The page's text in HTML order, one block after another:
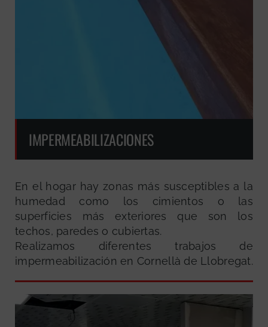
IMPERMEABILIZACIONES
En el hogar hay zonas más susceptibles a la
humedad como los cimientos o las
superficies más exteriores que son los
techos, paredes o cubiertas.
Realizamos diferentes trabajos de
impermeabilización en Cornellà de Llobregat.